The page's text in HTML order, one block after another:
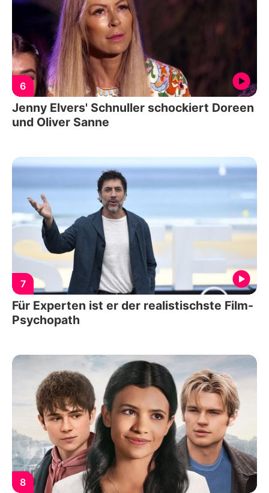
6
Jenny Elvers' Schnuller schockiert Doreen
und Oliver Sanne
7
Für Experten ist er der realistischste Film-
Psychopath
8